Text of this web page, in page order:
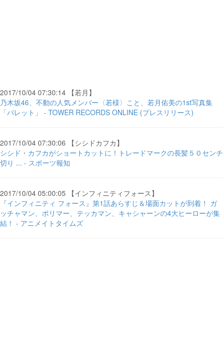
2017/10/04 07:30:14 【若月】
乃木坂46、不動の人気メンバー〈若様〉こと、若月佑美の1st写真集
「パレット」 - TOWER RECORDS ONLINE (プレスリリース)
2017/10/04 07:30:06 【シシドカフカ】
シシド・カフカがショートカットに！トレードマークの長髪５０センチ
切り ... - スポーツ報知
2017/10/04 05:00:05 【インフィニティフォース】
『インフィニティ フォース』第1話あらすじ＆場面カットが到着！ ガ
ッチャマン、ポリマー、テッカマン、キャシャーンの4大ヒーローが集
結！ - アニメイトタイムズ